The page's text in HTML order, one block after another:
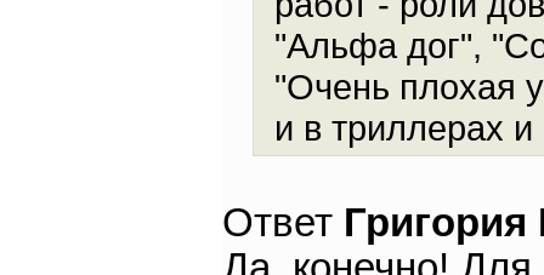
"Альфа дог",
"Очень плохая
и в триллерах
Ответ